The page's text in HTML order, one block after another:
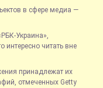
в сфере медиа —
Украина»,
читать вне
принадлежат их
отмеченных Getty